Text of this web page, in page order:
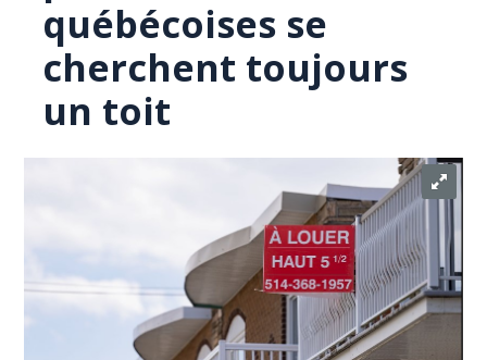
québécoises se
cherchent toujours
un toit